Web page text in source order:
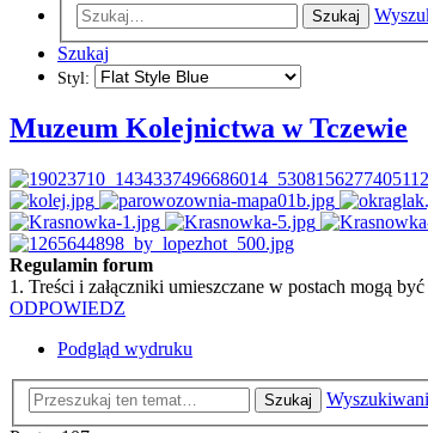
Szukaj
Szukaj
Styl:
Muzeum Kolejnictwa w Tczewie
Regulamin forum
1. Treści i załączniki umieszczane w postach mogą
ODPOWIEDZ
Podgląd wydruku
Szukaj